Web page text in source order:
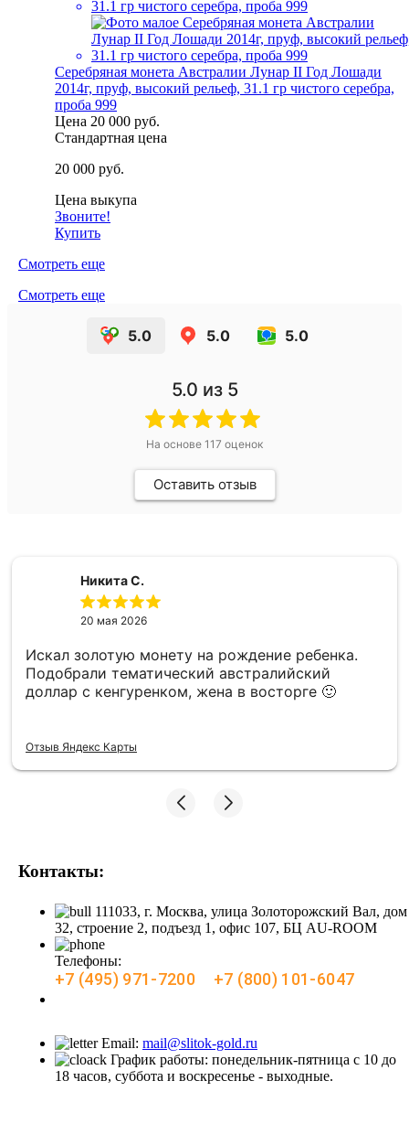
Серебряная монета Австралии Лунар II Год Лошади
2014г, пруф, высокий рельеф, 31.1 гр чистого серебра,
проба 999
Цена 20 000 руб.
Стандартная цена
20 000 руб.
Цена выкупа
Звоните!
Купить
Смотреть еще
Смотреть еще
5.0 5.0 5.0
5.0 из 5
На основе 117 оценок
Оставить отзыв
Никита С.
20 мая 2026
Искал золотую монету на рождение ребенка.
Подобрали тематический австралийский
доллар с кенгуренком, жена в восторге 🙂
Отзыв Яндекс Карты
Контакты:
111033, г. Москва, улица Золоторожский Вал, дом
32, строение 2, подъезд 1, офис 107, БЦ AU-ROOM
Телефоны:
+7 (495) 971-7200 +7 (800) 101-6047
Email: mail@slitok-gold.ru
График работы: понедельник-пятница с 10 до
18 часов, суббота и воскресенье - выходные.